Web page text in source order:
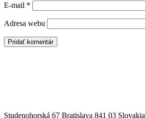
E-mail *
Adresa webu
Studenohorská 67 Bratislava 841 03 Slovakia